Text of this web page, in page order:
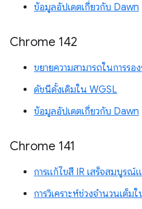
ข้อมูลอัปเดตเกี่ยวกับ Dawn
Chrome 142
ขยายความสามารถในการร
ดัชนีดั้งเดิมใน WGSL
ข้อมูลอัปเดตเกี่ยวกับ Dawn
Chrome 141
การแก้ไขสี IR เสร็จสมบูรณ์
การวิเคราะห์ช่วงจำนวนเต็ม